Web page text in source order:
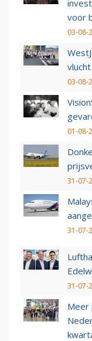
voor
03-08-
03-08-
01-08-
31-07-
31-07-
31-07-
Meer